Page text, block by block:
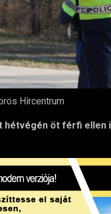
Hírcentrum
hétvégén öt férfi ellen